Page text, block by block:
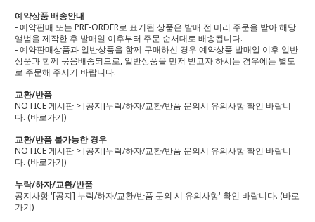
예약상품 배송안내
- 예약판매 또는 PRE-ORDER로 표기된 상품은 발매 전 미리 주문을 받아 해당
앨범을 제작한 후 발매일 이후부터 주문 순서대로 배송됩니다.
- 예약판매상품과 일반상품을 함께 구매하신 경우 예약상품 발매일 이후 일반
상품과 함께 묶음배송되므로, 일반상품을 먼저 받고자 하시는 경우에는 별도
로 주문해 주시기 바랍니다.
교환/반품
NOTICE 게시판 > [공지]누락/하자/교환/반품 문의시 유의사항 확인 바랍니
다. (바로가기)
교환/반품 불가능한 경우
NOTICE 게시판 > [공지]누락/하자/교환/반품 문의시 유의사항 확인 바랍니
다. (바로가기)
누락/하자/교환/반품
공지사항 '[공지] 누락/하자/교환/반품 문의 시 유의사항' 확인 바랍니다. (바로
가기)